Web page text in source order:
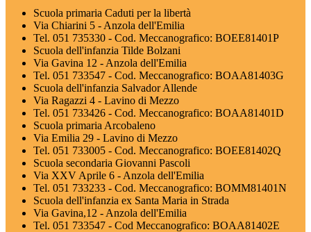
Scuola primaria Caduti per la libertà
Via Chiarini 5 - Anzola dell'Emilia
Tel. 051 735330 - Cod. Meccanografico: BOEE81401P
Scuola dell'infanzia Tilde Bolzani
Via Gavina 12 - Anzola dell'Emilia
Tel. 051 733547 - Cod. Meccanografico: BOAA81403G
Scuola dell'infanzia Salvador Allende
Via Ragazzi 4 - Lavino di Mezzo
Tel. 051 733426 - Cod. Meccanografico: BOAA81401D
Scuola primaria Arcobaleno
Via Emilia 29 - Lavino di Mezzo
Tel. 051 733005 - Cod. Meccanografico: BOEE81402Q
Scuola secondaria Giovanni Pascoli
Via XXV Aprile 6 - Anzola dell'Emilia
Tel. 051 733233 - Cod. Meccanografico: BOMM81401N
Scuola dell'infanzia ex Santa Maria in Strada
Via Gavina,12 - Anzola dell'Emilia
Tel. 051 733547 - Cod Meccanografico: BOAA81402E